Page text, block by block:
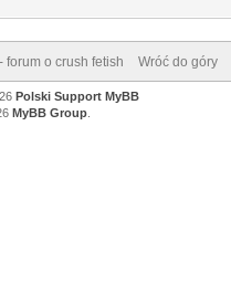
forum o crush fetish Wróć do góry
Polski Support MyBB
MyBB Group.